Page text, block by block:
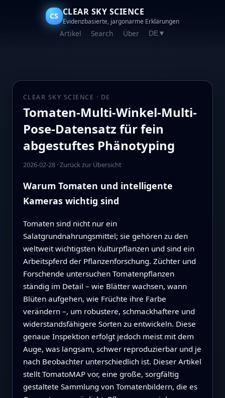
CS CLEAR SKY SCIENCE
Evidenzbasierte, jargonarme Erklärungen
Artikel Search Über DE▼
CLEAR SKY SCIENCE · DE
Tomaten-Multi-Winkel-Multi-
Pose-Datensatz für fein
abgestuftes Phänotyping
2026-02-28·Zurück zur Übersicht
Warum Tomaten und intelligente
Kameras wichtig sind
Tomaten sind nicht nur ein
Salatgrundnahrungsmittel; sie gehören zu den
weltweit wichtigsten Kulturpflanzen und sind ein
Arbeitspferd der Pflanzenforschung. Züchter und
Forschende untersuchen Tomatenpflanzen
ständig im Detail – wie Blätter wachsen, wann
Blüten aufgehen, wie Früchte ihre Farbe
verändern –, um robustere, schmackhaftere und
widerstandsfähigere Sorten zu entwickeln. Diese
genaue Inspektion erfolgt jedoch meist mit dem
Auge, was langsam, schwer reproduzierbar und je
nach Beobachter unterschiedlich ist. Dieser Artikel
stellt TomatoMAP vor, eine große, sorgfältig
gestaltete Sammlung von Tomatenbildern, die es